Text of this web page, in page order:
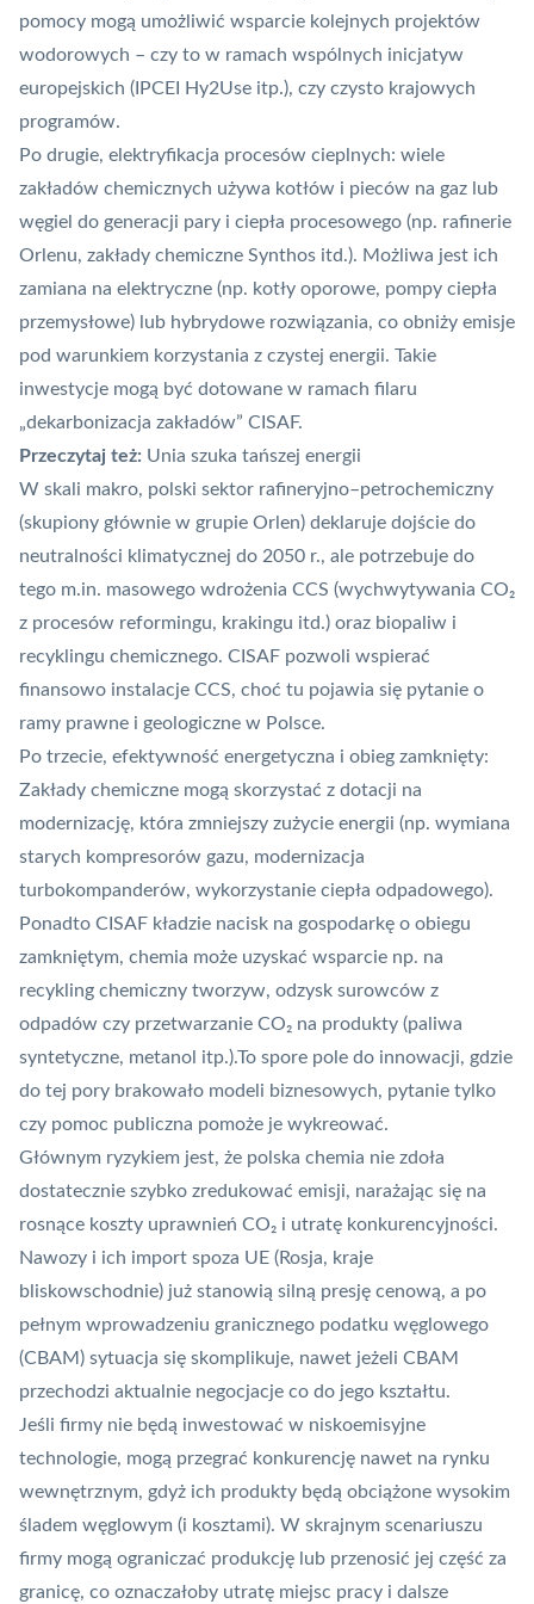
pomocy mogą umożliwić wsparcie kolejnych projektów
wodorowych – czy to w ramach wspólnych inicjatyw
europejskich (IPCEI Hy2Use itp.), czy czysto krajowych
programów.
Po drugie, elektryfikacja procesów cieplnych: wiele
zakładów chemicznych używa kotłów i pieców na gaz lub
węgiel do generacji pary i ciepła procesowego (np. rafinerie
Orlenu, zakłady chemiczne Synthos itd.). Możliwa jest ich
zamiana na elektryczne (np. kotły oporowe, pompy ciepła
przemysłowe) lub hybrydowe rozwiązania, co obniży emisje
pod warunkiem korzystania z czystej energii. Takie
inwestycje mogą być dotowane w ramach filaru
„dekarbonizacja zakładów” CISAF.
Przeczytaj też: Unia szuka tańszej energii
W skali makro, polski sektor rafineryjno–petrochemiczny
(skupiony głównie w grupie Orlen) deklaruje dojście do
neutralności klimatycznej do 2050 r., ale potrzebuje do
tego m.in. masowego wdrożenia CCS (wychwytywania CO₂
z procesów reformingu, krakingu itd.) oraz biopaliw i
recyklingu chemicznego. CISAF pozwoli wspierać
finansowo instalacje CCS, choć tu pojawia się pytanie o
ramy prawne i geologiczne w Polsce.
Po trzecie, efektywność energetyczna i obieg zamknięty:
Zakłady chemiczne mogą skorzystać z dotacji na
modernizację, która zmniejszy zużycie energii (np. wymiana
starych kompresorów gazu, modernizacja
turbokompanderów, wykorzystanie ciepła odpadowego).
Ponadto CISAF kładzie nacisk na gospodarkę o obiegu
zamkniętym, chemia może uzyskać wsparcie np. na
recykling chemiczny tworzyw, odzysk surowców z
odpadów czy przetwarzanie CO₂ na produkty (paliwa
syntetyczne, metanol itp.).To spore pole do innowacji, gdzie
do tej pory brakowało modeli biznesowych, pytanie tylko
czy pomoc publiczna pomoże je wykreować.
Głównym ryzykiem jest, że polska chemia nie zdoła
dostatecznie szybko zredukować emisji, narażając się na
rosnące koszty uprawnień CO₂ i utratę konkurencyjności.
Nawozy i ich import spoza UE (Rosja, kraje
bliskowschodnie) już stanowią silną presję cenową, a po
pełnym wprowadzeniu granicznego podatku węglowego
(CBAM) sytuacja się skomplikuje, nawet jeżeli CBAM
przechodzi aktualnie negocjacje co do jego kształtu.
Jeśli firmy nie będą inwestować w niskoemisyjne
technologie, mogą przegrać konkurencję nawet na rynku
wewnętrznym, gdyż ich produkty będą obciążone wysokim
śladem węglowym (i kosztami). W skrajnym scenariuszu
firmy mogą ograniczać produkcję lub przenosić jej część za
granicę, co oznaczałoby utratę miejsc pracy i dalsze